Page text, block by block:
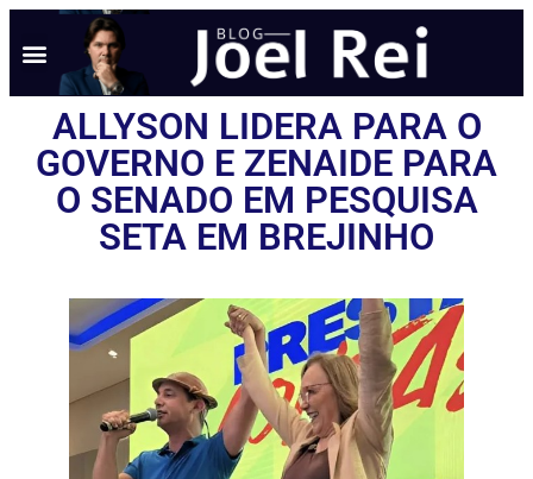
ALLYSON LIDERA PARA O
GOVERNO E ZENAIDE PARA
O SENADO EM PESQUISA
SETA EM BREJINHO